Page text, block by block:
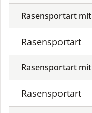
Rasensportart mit
Rasensportart
Rasensportart mit
Rasensportart